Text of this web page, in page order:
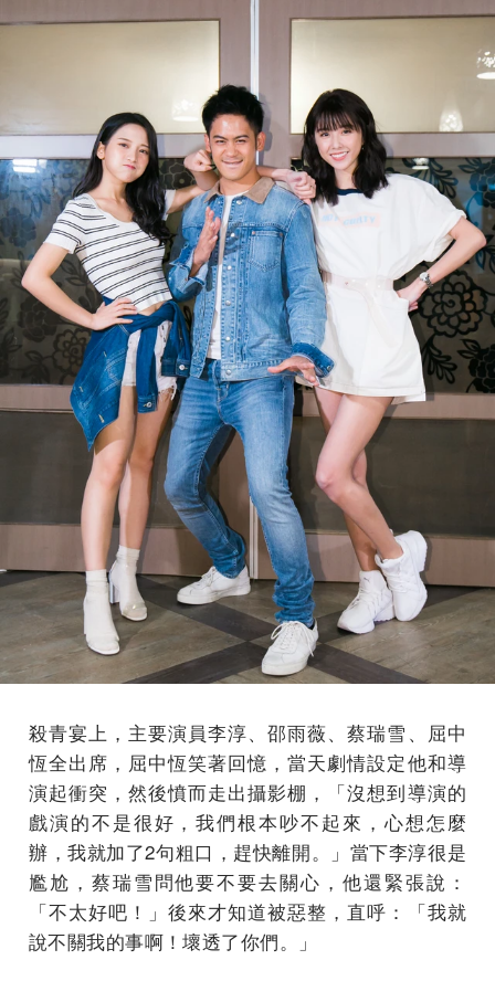
殺青宴上，主要演員李淳、邵雨薇、蔡瑞雪、屈中
恆全出席，屈中恆笑著回憶，當天劇情設定他和導
演起衝突，然後憤而走出攝影棚，「沒想到導演的
戲演的不是很好，我們根本吵不起來，心想怎麼
辦，我就加了2句粗口，趕快離開。」當下李淳很是
尷尬，蔡瑞雪問他要不要去關心，他還緊張說：
「不太好吧！」後來才知道被惡整，直呼：「我就
說不關我的事啊！壞透了你們。」